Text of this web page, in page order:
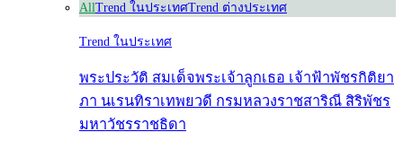
AllTrend ในประเทศTrend ต่างประเทศ
Trend ในประเทศ
พระประวัติ สมเด็จพระเจ้าลูกเธอ เจ้าฟ้าพัชรกิติยา
ภา นเรนทิราเทพยวดี กรมหลวงราชสาริณี สิริพัชร
มหาวัชรราชธิดา